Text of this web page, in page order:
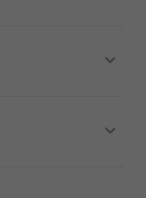
moms och